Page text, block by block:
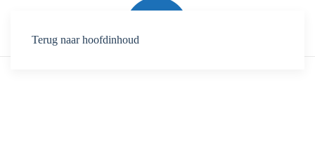
Terug naar hoofdinhoud